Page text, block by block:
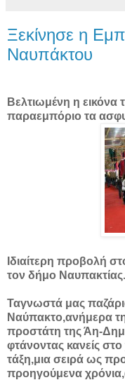
Ξεκίνησε η
Ναυπάκτου
Βελτιωμένη η
παραεμπόριο τα
Ιδιαίτερη προβολή
τον δήμο Ναυπακτίας.
Ταγνωστά μας
Ναύπακτο,ανήμερα
προστάτη της Άη-
φτάνοντας κανείς
τάξη,μια σειρά ως
προηγούμενα